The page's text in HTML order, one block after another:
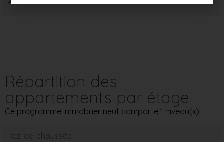
Répartition des
appartements par étage
Ce programme immobilier neuf comporte 1 niveau(x)
Rez-de-chaussée